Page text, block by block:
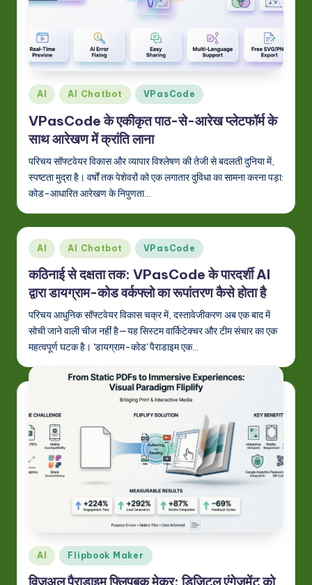
Posted
AI AI Chatbot VPasCode
VPasCode के एकीकृत पाठ-से-आरेख प्लेटफॉर्म के
साथ आरेखण में क्रांति लाना
परिचय सॉफ्टवेयर विकास और व्यापार विश्लेषण की तेजी से बदलती दुनिया में,
स्पष्टता मुद्रा है। वर्षों तक पेशेवरों को एक लगातार दुविधा का सामना करना पड़ा:
कोड-आधारित आरेखण के निपुणता…
Posted
in
AI AI Chatbot VPasCode
कठिनाई से दक्षता तक: VPasCode के पारदर्शी AI
द्वारा डायग्राम-कोड वर्कफ्लो का रूपांतरण कैसे होता है
परिचय आधुनिक सॉफ्टवेयर विकास चक्र में, दस्तावेजीकरण अब एक बाद में
सोची जाने वाली चीज नहीं है—यह सिस्टम वार्किटेक्चर और टीम संचार का एक
महत्वपूर्ण घटक है। 'डायग्राम-कोड' पैराडाइम एक…
Posted
in
AI Flipbook Maker
विजुअल पैराडाइम फ्लिपबुक मेकर: डिजिटल एंगेजमेंट को